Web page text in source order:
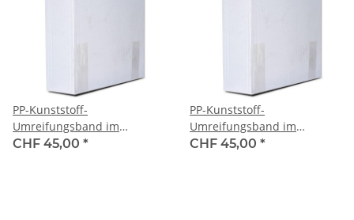
PP-Kunststoff-
Umreifungsband im
Spendekarton, ohne Kern,
CHF 45,00 *
PP-Kunststoff-
Umreifungsband im
Spendekarton, ohne Kern,
CHF 45,00 *